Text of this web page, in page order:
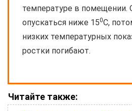
температуре в помещении.
опускаться ниже 150С,
низких температурных
ростки погибают.
Читайте также: